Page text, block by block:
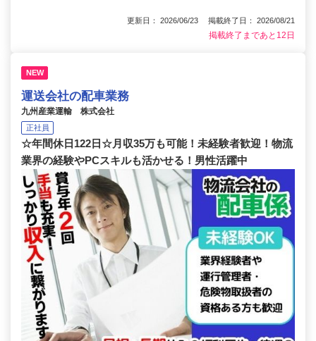
更新日： 2026/06/23 掲載終了日： 2026/08/21
掲載終了まであと12日
NEW
運送会社の配車業務
九州産業運輸 株式会社
正社員
☆年間休日122日☆月収35万も可能！未経験者歓迎！物流
業界の経験やPCスキルも活かせる！男性活躍中